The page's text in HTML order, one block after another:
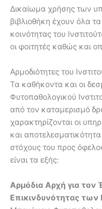
Δικαίωμα χρήσης των
βιβλιοθήκη έχουν όλα
κοινότητας του
οι φοιτητές καθώς και
Αρμοδιότητες του
Τα καθήκοντα και οι
Φυτοπαθολογικού
από τον καταμερισμό
χαρακτηρίζονται οι
και
στόχους του προς
είναι τα εξής:
Αρμόδια Αρχή για τον
Επικινδυνότητας